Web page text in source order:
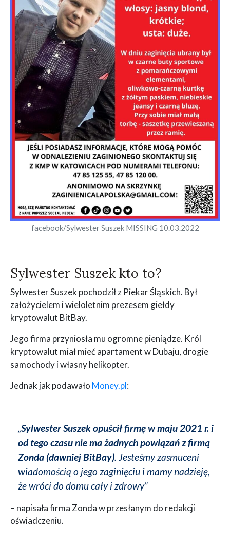
facebook/Sylwester Suszek MISSING 10.03.2022
Sylwester Suszek kto to?
Sylwester Suszek pochodził z Piekar Śląskich. Był
założycielem i wieloletnim prezesem giełdy
kryptowalut BitBay.
Jego firma przyniosła mu ogromne pieniądze. Król
kryptowalut miał mieć apartament w Dubaju, drogie
samochody i własny helikopter.
Jednak jak podawało Money.pl:
„Sylwester Suszek opuścił firmę w maju 2021 r. i
od tego czasu nie ma żadnych powiązań z firmą
Zonda (dawniej BitBay). Jesteśmy zasmuceni
wiadomością o jego zaginięciu i mamy nadzieję,
że wróci do domu cały i zdrowy”
– napisała firma Zonda w przesłanym do redakcji
oświadczeniu.